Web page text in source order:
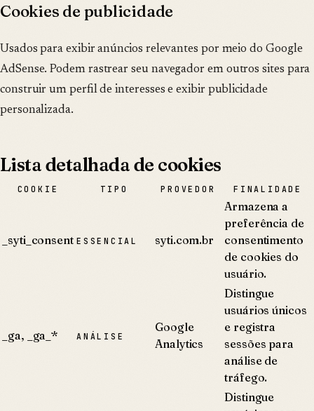
Cookies de publicidade
Usados para exibir anúncios relevantes por meio do Google
AdSense. Podem rastrear seu navegador em outros sites para
construir um perfil de interesses e exibir publicidade
personalizada.
Lista detalhada de cookies
COOKIE TIPO PROVEDOR FINALIDADE
_syti_consent ESSENCIAL syti.com.br
Armazena a
preferência de
consentimento
de cookies do
usuário.
_ga, _ga_* ANÁLISE
Google
Analytics
Distingue
usuários únicos
e registra
sessões para
análise de
tráfego.
Distingue